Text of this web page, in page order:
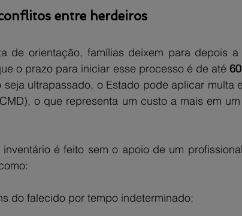
entre herdeiros
de orientação, famílias deixem para depois
o prazo para iniciar esse processo é de até
seja ultrapassado, o Estado pode aplicar multa
o que representa um custo a mais em
é feito sem o apoio de um
do falecido por tempo indeterminado;